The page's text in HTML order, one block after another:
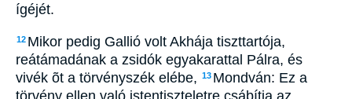
ígéjét.
12 Mikor pedig Gallió volt Akhája tiszttartója,
reátámadának a zsidók egyakarattal Pálra, és
vivék õt a törvényszék elébe, 13 Mondván: Ez a
törvény ellen való istentiszteletre csábítja az